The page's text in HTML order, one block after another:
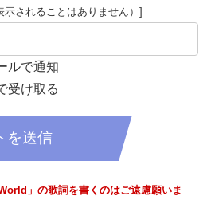
ルで通知
受け取る
」の歌詞を書くのはご遠慮願いま